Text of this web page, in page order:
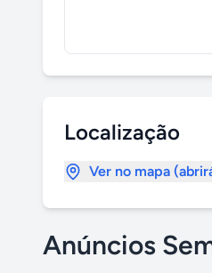
Localização
Ver no mapa
Anúncios